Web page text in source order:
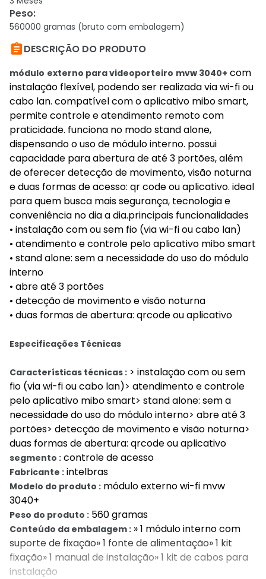
Peso:
560000 gramas (bruto com embalagem)
DESCRIÇÃO DO PRODUTO
módulo externo para videoporteiro mvw 3040+ com
instalação flexível, podendo ser realizada via wi-fi ou
cabo lan. compatível com o aplicativo mibo smart,
permite controle e atendimento remoto com
praticidade. funciona no modo stand alone,
dispensando o uso de módulo interno. possui
capacidade para abertura de até 3 portões, além
de oferecer detecção de movimento, visão noturna
e duas formas de acesso: qr code ou aplicativo. ideal
para quem busca mais segurança, tecnologia e
conveniência no dia a dia.principais funcionalidades
• instalação com ou sem fio (via wi-fi ou cabo lan)
• atendimento e controle pelo aplicativo mibo smart
• stand alone: sem a necessidade do uso do módulo
interno
• abre até 3 portões
• detecção de movimento e visão noturna
• duas formas de abertura: qrcode ou aplicativo
Especificações Técnicas
Características técnicas : > instalação com ou sem
fio (via wi-fi ou cabo lan)> atendimento e controle
pelo aplicativo mibo smart> stand alone: sem a
necessidade do uso do módulo interno> abre até 3
portões> detecção de movimento e visão noturna>
duas formas de abertura: qrcode ou aplicativo
segmento : controle de acesso
Fabricante : intelbras
Modelo do produto : módulo externo wi-fi mvw
3040+
Peso do produto : 560 gramas
Conteúdo da embalagem : » 1 módulo interno com
suporte de fixação» 1 fonte de alimentação» 1 kit
fixação» 1 manual de instalação» 1 kit de cabos para
instalação